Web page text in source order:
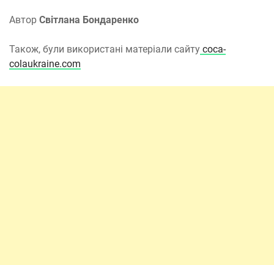
Автор Світлана Бондаренко
Також, були використані матеріали сайту coca-
colaukraine.com